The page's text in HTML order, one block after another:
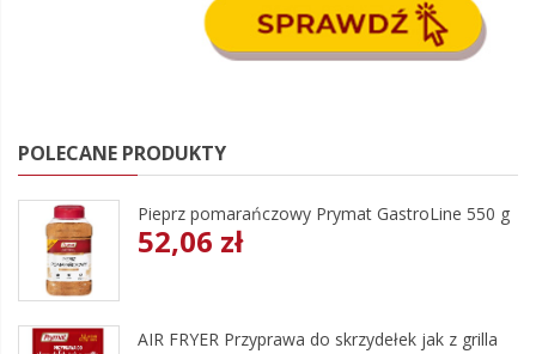
POLECANE PRODUKTY
Pieprz pomarańczowy Prymat GastroLine 550 g
52,06 zł
AIR FRYER Przyprawa do skrzydełek jak z grilla